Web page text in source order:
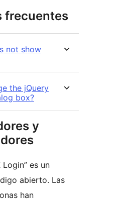
frecuentes
not show
the jQuery
box?
y
es un
abierto. Las
han